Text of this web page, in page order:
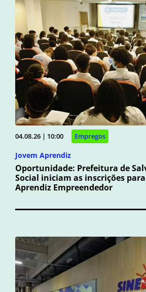
04.08.26 | 10:00 Empregos
Jovem Aprendiz
Oportunidade: Prefeitura de
Social iniciam as inscrições
Aprendiz Empreendedor